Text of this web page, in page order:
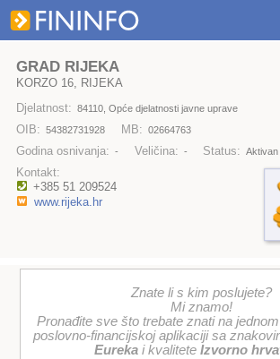
GRAD RIJEKA
KORZO 16, RIJEKA
Djelatnost: 84110, Opće djelatnosti javne uprave
OIB: 54382731928 MB: 02664763
Godina osnivanja: - Veličina: - Status: Aktivan
Kontakt:
+385 51 209524
www.rijeka.hr
Znate li s kim poslujete?
Mi znamo!
Pronađite sve što trebate znati na
poslovno-financijskoj aplikaciji sa
Eurekai kvalitete Izvorno